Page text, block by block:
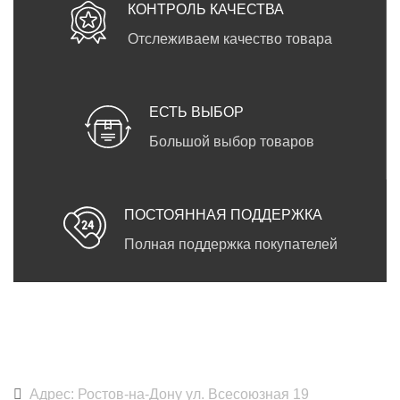
КОНТРОЛЬ КАЧЕСТВА
Отслеживаем качество товара
ЕСТЬ ВЫБОР
Большой выбор товаров
ПОСТОЯННАЯ ПОДДЕРЖКА
Полная поддержка покупателей
Адрес: Ростов-на-Дону ул. Всесоюзная 19